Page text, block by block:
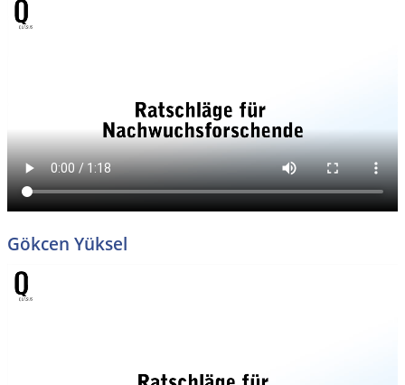
Gökcen Yüksel